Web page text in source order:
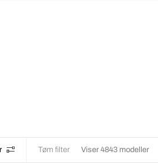
Tøm filter Viser 4843 modeller